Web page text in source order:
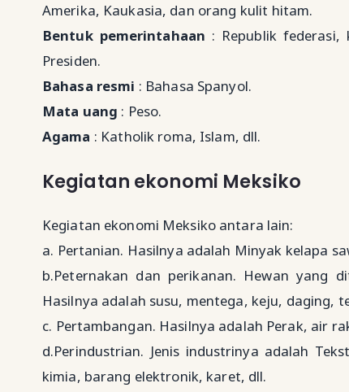
Amerika, Kaukasia, dan orang kulit hitam.
Bentuk pemerintahaan : Republik
Presiden.
Bahasa resmi : Bahasa Spanyol.
Mata uang : Peso.
Agama : Katholik roma, Islam, dll.
Kegiatan ekonomi Meksiko
Kegiatan ekonomi Meksiko antara lain:
a. Pertanian. Hasilnya adalah Minyak kelapa
b.Peternakan dan perikanan. Hewan yang
Hasilnya adalah susu, mentega, keju, daging,
c. Pertambangan. Hasilnya adalah Perak, air
d.Perindustrian. Jenis industrinya adalah
kimia, barang elektronik, karet, dll.